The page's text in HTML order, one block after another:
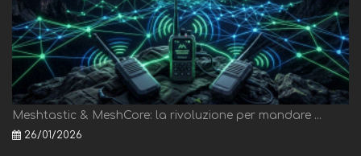
Meshtastic & MeshCore: la rivoluzione per mandare ...
26/01/2026